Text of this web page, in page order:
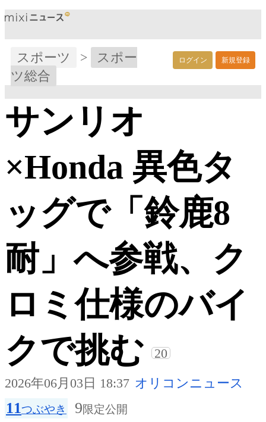
ログイン 新規登録
スポーツ >
スポー
ツ総合
サンリオ
×Honda 異色タ
ッグで「鈴鹿8
耐」へ参戦、ク
ロミ仕様のバイ
クで挑む
20
2026年06月03日 18:37 オリコンニュース
11つぶやき 9限定公開